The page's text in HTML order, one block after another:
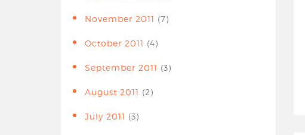
November 2011 (7)
October 2011 (4)
September 2011 (3)
August 2011 (2)
July 2011 (3)